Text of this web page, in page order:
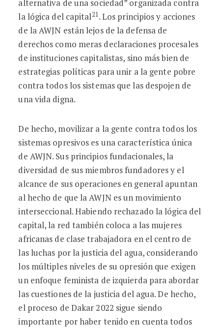
alternativa de una sociedad” organizada contra
la lógica del capital21. Los principios y acciones
de la AWJN están lejos de la defensa de
derechos como meras declaraciones procesales
de instituciones capitalistas, sino más bien de
estrategias políticas para unir a la gente pobre
contra todos los sistemas que las despojen de
una vida digna.
De hecho, movilizar a la gente contra todos los
sistemas opresivos es una característica única
de AWJN. Sus principios fundacionales, la
diversidad de sus miembros fundadores y el
alcance de sus operaciones en general apuntan
al hecho de que la AWJN es un movimiento
interseccional. Habiendo rechazado la lógica del
capital, la red también coloca a las mujeres
africanas de clase trabajadora en el centro de
las luchas por la justicia del agua, considerando
los múltiples niveles de su opresión que exigen
un enfoque feminista de izquierda para abordar
las cuestiones de la justicia del agua. De hecho,
el proceso de Dakar 2022 sigue siendo
importante por haber tenido en cuenta todos